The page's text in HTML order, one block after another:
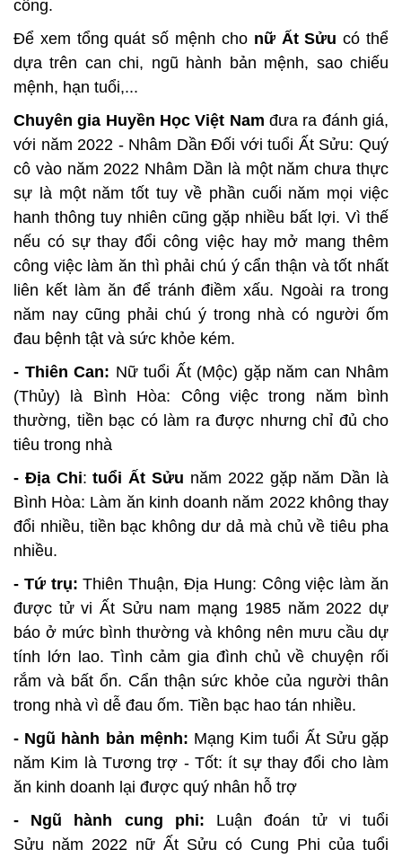
công.
Để xem tổng quát số mệnh cho nữ Ất Sửu có thể
dựa trên can chi, ngũ hành bản mệnh, sao chiếu
mệnh, hạn tuổi,...
Chuyên gia Huyền Học Việt Nam đưa ra đánh giá,
với năm 2022 - Nhâm Dần Đối với tuổi Ất Sửu: Quý
cô vào năm 2022 Nhâm Dần là một năm chưa thực
sự là một năm tốt tuy về phần cuối năm mọi việc
hanh thông tuy nhiên cũng gặp nhiều bất lợi. Vì thế
nếu có sự thay đổi công việc hay mở mang thêm
công việc làm ăn thì phải chú ý cẩn thận và tốt nhất
liên kết làm ăn để tránh điềm xấu. Ngoài ra trong
năm nay cũng phải chú ý trong nhà có người ốm
đau bệnh tật và sức khỏe kém.
- Thiên Can: Nữ tuổi Ất (Mộc) gặp năm can Nhâm
(Thủy) là Bình Hòa: Công việc trong năm bình
thường, tiền bạc có làm ra được nhưng chỉ đủ cho
tiêu trong nhà
- Địa Chi: tuổi Ất Sửu năm 2022 gặp năm Dần là
Bình Hòa: Làm ăn kinh doanh năm 2022 không thay
đổi nhiều, tiền bạc không dư dả mà chủ về tiêu pha
nhiều.
- Tứ trụ:Thiên Thuận, Địa Hung: Công việc làm ăn
được tử vi Ất Sửu nam mạng 1985 năm 2022 dự
báo ở mức bình thường và không nên mưu cầu dự
tính lớn lao. Tình cảm gia đình chủ về chuyện rối
rắm và bất ổn. Cẩn thận sức khỏe của người thân
trong nhà vì dễ đau ốm. Tiền bạc hao tán nhiều.
- Ngũ hành bản mệnh: Mạng Kim tuổi Ất Sửu gặp
năm Kim là Tương trợ - Tốt: ít sự thay đổi cho làm
ăn kinh doanh lại được quý nhân hỗ trợ
- Ngũ hành cung phi: Luận đoán tử vi tuổi
Sửu năm 2022 nữ Ất Sửu có Cung Phi của tuổi